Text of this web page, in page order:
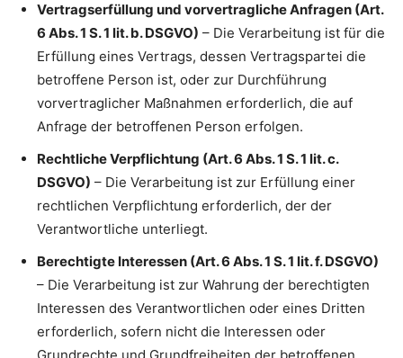
Vertragserfüllung und vorvertragliche Anfragen (Art.
6 Abs. 1 S. 1 lit. b. DSGVO) – Die Verarbeitung ist für die
Erfüllung eines Vertrags, dessen Vertragspartei die
betroffene Person ist, oder zur Durchführung
vorvertraglicher Maßnahmen erforderlich, die auf
Anfrage der betroffenen Person erfolgen.
Rechtliche Verpflichtung (Art. 6 Abs. 1 S. 1 lit. c.
DSGVO) – Die Verarbeitung ist zur Erfüllung einer
rechtlichen Verpflichtung erforderlich, der der
Verantwortliche unterliegt.
Berechtigte Interessen (Art. 6 Abs. 1 S. 1 lit. f. DSGVO)
– Die Verarbeitung ist zur Wahrung der berechtigten
Interessen des Verantwortlichen oder eines Dritten
erforderlich, sofern nicht die Interessen oder